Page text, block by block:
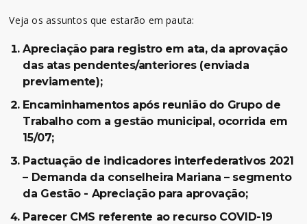
Veja os assuntos que estarão em pauta:
Apreciação para registro em ata, da aprovação
das atas pendentes/anteriores (enviada
previamente);
Encaminhamentos após reunião do Grupo de
Trabalho com a gestão municipal, ocorrida em
15/07;
Pactuação de indicadores interfederativos 2021
– Demanda da conselheira Mariana – segmento
da Gestão - Apreciação para aprovação;
Parecer CMS referente ao recurso COVID-19